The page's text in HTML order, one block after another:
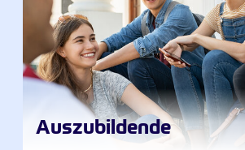
Auszubildende